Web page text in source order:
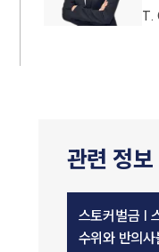
T.
관련 정보
스토커벌금 |
수위와 반의